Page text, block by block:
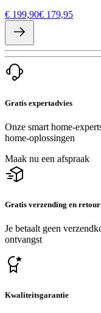
€ 199,90€ 179,95
Gratis expertadvies
Onze smart home-
home-oplossingen
Maak nu een afspraak
Gratis verzending en retour
Je betaalt geen
ontvangst
Kwaliteitsgarantie